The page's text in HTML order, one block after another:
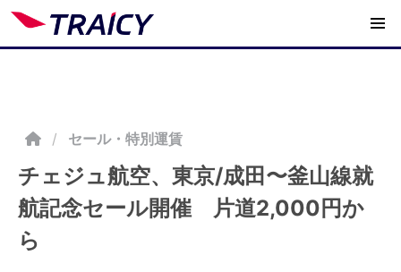
/ セール・特別運賃
チェジュ航空、東京/成田〜釜山線就
航記念セール開催 片道2,000円か
ら